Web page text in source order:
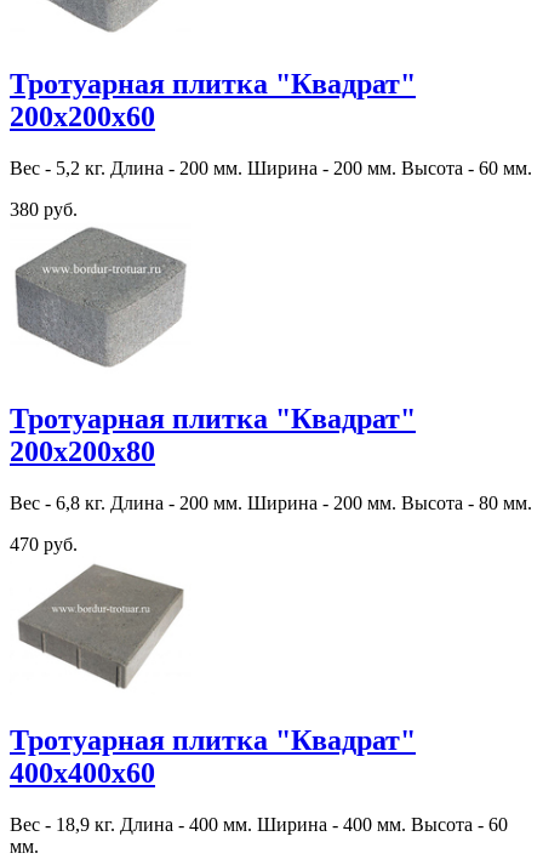
Тротуарная плитка "Квадрат"
200х200х60
Вес - 5,2 кг. Длина - 200 мм. Ширина - 200 мм. Высота - 60 мм.
380 руб.
Тротуарная плитка "Квадрат"
200х200х80
Вес - 6,8 кг. Длина - 200 мм. Ширина - 200 мм. Высота - 80 мм.
470 руб.
Тротуарная плитка "Квадрат"
400х400х60
Вес - 18,9 кг. Длина - 400 мм. Ширина - 400 мм. Высота - 60
мм.